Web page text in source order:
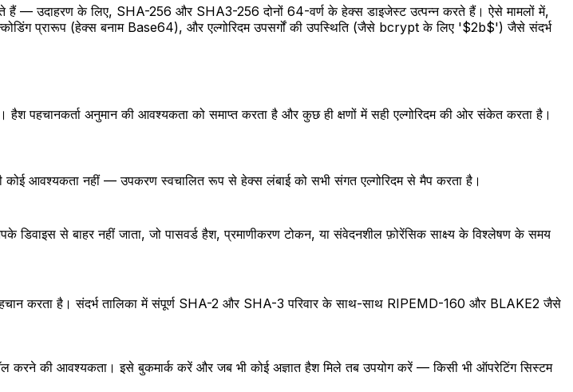
हैं — उदाहरण के लिए, SHA-256 और SHA3-256 दोनों 64-वर्ण के हेक्स डाइजेस्ट उत्पन्न करते हैं। ऐसे मामलों में,
प्रारूप (हेक्स बनाम Base64), और एल्गोरिदम उपसर्गों की उपस्थिति (जैसे bcrypt के लिए '$2b$') जैसे संदर्भ
पहचानकर्ता अनुमान की आवश्यकता को समाप्त करता है और कुछ ही क्षणों में सही एल्गोरिदम की ओर संकेत करता है।
कोई आवश्यकता नहीं — उपकरण स्वचालित रूप से हेक्स लंबाई को सभी संगत एल्गोरिदम से मैप करता है।
से बाहर नहीं जाता, जो पासवर्ड हैश, प्रमाणीकरण टोकन, या संवेदनशील फ़ोरेंसिक साक्ष्य के विश्लेषण के समय
है। संदर्भ तालिका में संपूर्ण SHA-2 और SHA-3 परिवार के साथ-साथ RIPEMD-160 और BLAKE2 जैसे
की आवश्यकता। इसे बुकमार्क करें और जब भी कोई अज्ञात हैश मिले तब उपयोग करें — किसी भी ऑपरेटिंग सिस्टम